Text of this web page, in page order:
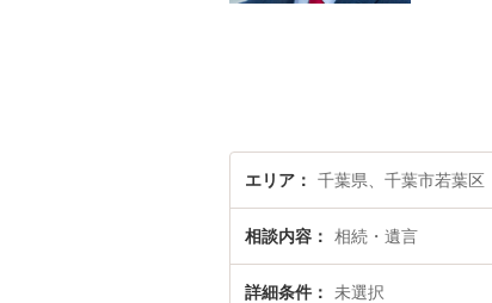
エリア 千葉県、千葉市若葉区
相談内容 相続・遺言
詳細条件 未選択